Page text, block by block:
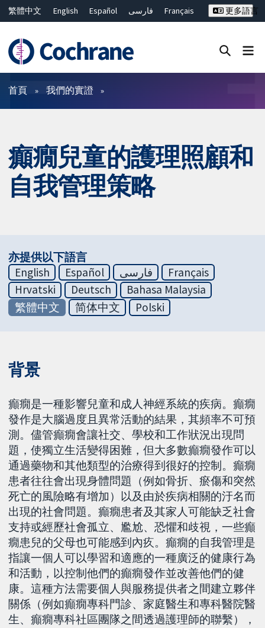
繁體中文 English Español فارسی
Français
ไทย
简体中文
更多語言
篩選條件
首頁 我們的實證
癲癇兒童的護理照顧和
自我管理策略
亦提供以下語言
English
Español فارسی
Français
Hrvatski
Deutsch
Bahasa Malaysia
繁體中文
简体中文 Polski
背景
癲癇是一種影響兒童和成人神經系統的疾病。癲癇
發作是大腦過度且異常活動的結果，其頻率不可預
測。儘管癲癇會讓社交、學校和工作狀況出現問
題，使獨立生活變得困難，但大多數癲癇發作可以
通過藥物和其他類型的治療得到很好的控制。癲癇
患者往往會出現身體問題（例如骨折、瘀傷和突然
死亡的風險略有增加）以及由於疾病相關的汙名而
出現的社會問題。癲癇患者及其家人可能缺乏社會
支持或經歷社會孤立、尷尬、恐懼和歧視，一些癲
癇患兒的父母也可能感到內疚。癲癇的自我管理是
指讓一個人可以學習和適應的一種廣泛的健康行為
和活動，以控制他們的癲癇發作並改善他們的健
康。這種方法需要個人與服務提供者之間建立夥伴
關係（例如癲癇專科門診、家庭醫生和專科醫院醫
生、癲癇專科社區團隊之間透過護理師的聯繫），